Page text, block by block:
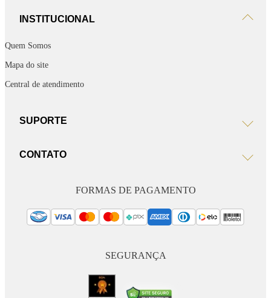
INSTITUCIONAL
Quem Somos
Mapa do site
Central de atendimento
SUPORTE
CONTATO
FORMAS DE PAGAMENTO
SEGURANÇA